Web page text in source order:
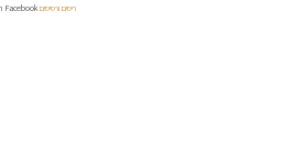
ריסים ורסיסים